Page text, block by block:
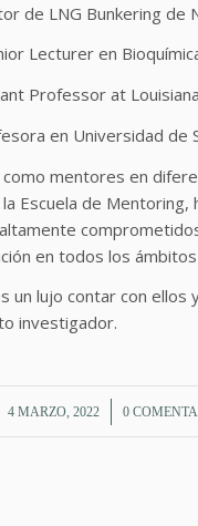
de LNG Bunkering de
Lecturer en
Professor at
en Universidad de
mentores en
Escuela de
en todos los
un lujo contar con
investigador.
4 MARZO, 2022
/ 0 /